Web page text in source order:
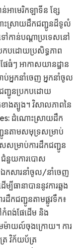
ន់អាមេរិកឡាទីន ខ្សែ
ោះស្រាយដឹកជញ្ជូនដ៏ទូលំ
ៅកាន់បណ្តាប្រទេសនៅ
កបដោយប្រសិទ្ធភាព
ៗ អាកាសយានដ្ឋាន
អ្នកនាំចេញ អ្នកនាំចូល
ជញ្ជូនប្រកបដោយ
ាងត្បូង។ វិសាលភាពនៃ
ដំណោះស្រាយដឹក
នតាមសមុទ្រសម្រាប់
សម្រាប់ការដឹកជញ្ជូន
ជំនួយការបោស
កសារនាំចូល/នាំចេញ
ធានាបាននូវការឆ្លង
កជញ្ជូនតាមផ្លូវទឹក៖
ពង់ផែដើម និង
មម៉ាយល៍ចុងក្រោយ។ ការ
រ វិក័យប័ត្រ